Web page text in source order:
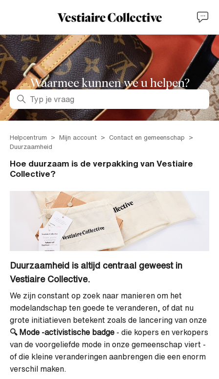
Waarmee kunnen we u helpen?
Zoeken
Helpcentrum Mijn account
Contact en gemeenschap
Duurzaamheid
Hoe duurzaam is de verpakking van Vestiaire
Collective?
Duurzaamheid is altijd centraal geweest in
Vestiaire Collective.
We zijn constant op zoek naar manieren om het
modelandschap ten goede te veranderen, of dat nu
grote initiatieven betekent zoals de lancering van onze
🔍 Mode -activistische badge - die kopers en verkopers
van de voorgeliefde mode in onze gemeenschap viert -
of die kleine veranderingen aanbrengen die een enorm
verschil maken.